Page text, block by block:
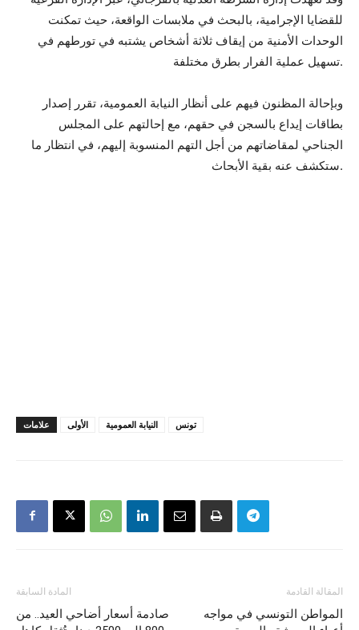
للقضايا الإجرامية، بالبحث في ملابسات الواقعة، حيث تمكنت
الوحدات الأمنية من إيقاف ثلاثة أشخاص يشتبه في تورطهم في
تسهيل عملية الفرار بطرق مختلفة.
وبإحالة المظنون فيهم على أنظار النيابة العمومية، تقرر إصدار
بطاقات إيداع بالسجن في حقهم، مع إحالتهم على المجلس
الجناحي لمقاضاتهم من أجل التهم المنسوبة إليهم، في انتظار ما
ستكشف عنه بقية الأبحاث.
علامات الأولى النيابة العمومية تونس
المادة السابقة
صادمة أسعار أضاحي العيد.. من
المقالة القادمة
المواطن التونسي في مواجه